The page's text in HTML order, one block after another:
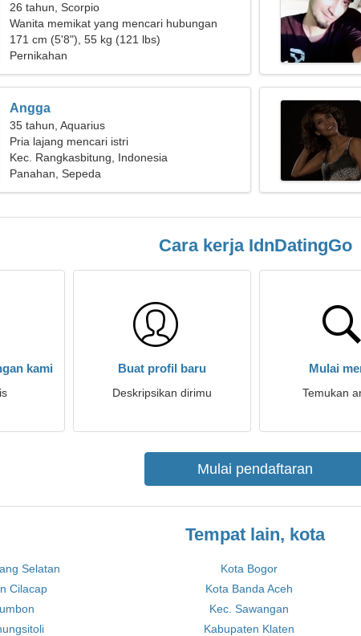
26 tahun, Scorpio
Wanita memikat yang mencari hubungan
jangka panjang
171 cm (5'8"), 55 kg (121 lbs)
Pernikahan
Angga
35 tahun, Aquarius
Pria lajang mencari istri
Kec. Rangkasbitung, Indonesia
Panahan, Sepeda
Cara kerja IdnDatingGo
kami Buat profil baru
Deskripsikan dirimu
Mulai
Temukan
Mulai pendaftaran
Tempat lain, kota
Selatan Kota Bogor
Cilacap
Kota Banda Aceh
Kec. Sawangan
Kabupaten Klaten